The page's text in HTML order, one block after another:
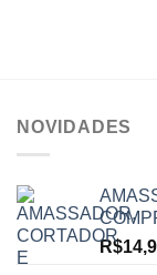
NOVIDADES
R$